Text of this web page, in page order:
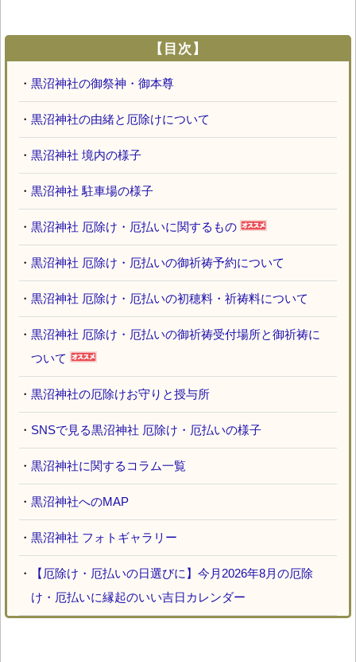
【目次】
・ 黒沼神社の御祭神・御本尊
・ 黒沼神社の由緒と厄除けについて
・ 黒沼神社 境内の様子
・ 黒沼神社 駐車場の様子
・ 黒沼神社 厄除け・厄払いに関するもの
・ 黒沼神社 厄除け・厄払いの御祈祷予約について
・ 黒沼神社 厄除け・厄払いの初穂料・祈祷料について
・ 黒沼神社 厄除け・厄払いの御祈祷受付場所と御祈祷に
ついて
・ 黒沼神社の厄除けお守りと授与所
・ SNSで見る黒沼神社 厄除け・厄払いの様子
・ 黒沼神社に関するコラム一覧
・ 黒沼神社へのMAP
・ 黒沼神社 フォトギャラリー
・
【厄除け・厄払いの日選びに】今月2026年8月の厄除
け・厄払いに縁起のいい吉日カレンダー